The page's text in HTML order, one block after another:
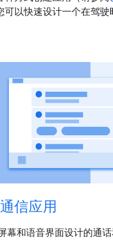
可以快速设计一个在驾
通信应用
幕和语音界面设计的通